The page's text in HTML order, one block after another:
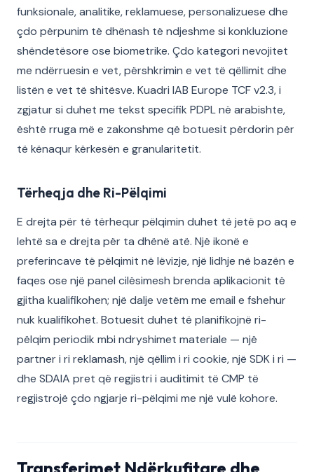
funksionale, analitike, reklamuese, personalizuese dhe
çdo përpunim të dhënash të ndjeshme si konkluzione
shëndetësore ose biometrike. Çdo kategori nevojitet
me ndërruesin e vet, përshkrimin e vet të qëllimit dhe
listën e vet të shitësve. Kuadri IAB Europe TCF v2.3, i
zgjatur si duhet me tekst specifik PDPL në arabishte,
është rruga më e zakonshme që botuesit përdorin për
të kënaqur kërkesën e granularitetit.
Tërheqja dhe Ri-Pëlqimi
E drejta për të tërhequr pëlqimin duhet të jetë po aq e
lehtë sa e drejta për ta dhënë atë. Një ikonë e
preferincave të pëlqimit në lëvizje, një lidhje në bazën e
faqes ose një panel cilësimesh brenda aplikacionit të
gjitha kualifikohen; një dalje vetëm me email e fshehur
nuk kualifikohet. Botuesit duhet të planifikojnë ri-
pëlqim periodik mbi ndryshimet materiale — një
partner i ri reklamash, një qëllim i ri cookie, një SDK i ri —
dhe SDAIA pret që regjistri i auditimit të CMP të
regjistrojë çdo ngjarje ri-pëlqimi me një vulë kohore.
Transferimet Ndërkufitare dhe